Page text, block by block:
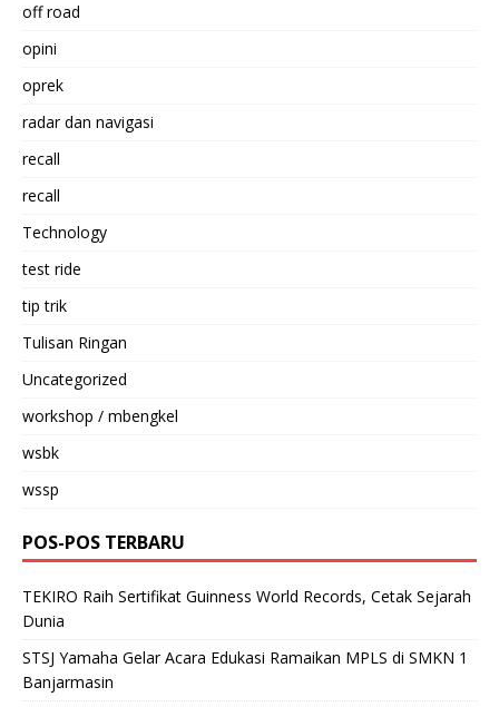
off road
opini
oprek
radar dan navigasi
recall
recall
Technology
test ride
tip trik
Tulisan Ringan
Uncategorized
workshop / mbengkel
wsbk
wssp
POS-POS TERBARU
TEKIRO Raih Sertifikat Guinness World Records, Cetak Sejarah
Dunia
STSJ Yamaha Gelar Acara Edukasi Ramaikan MPLS di SMKN 1
Banjarmasin